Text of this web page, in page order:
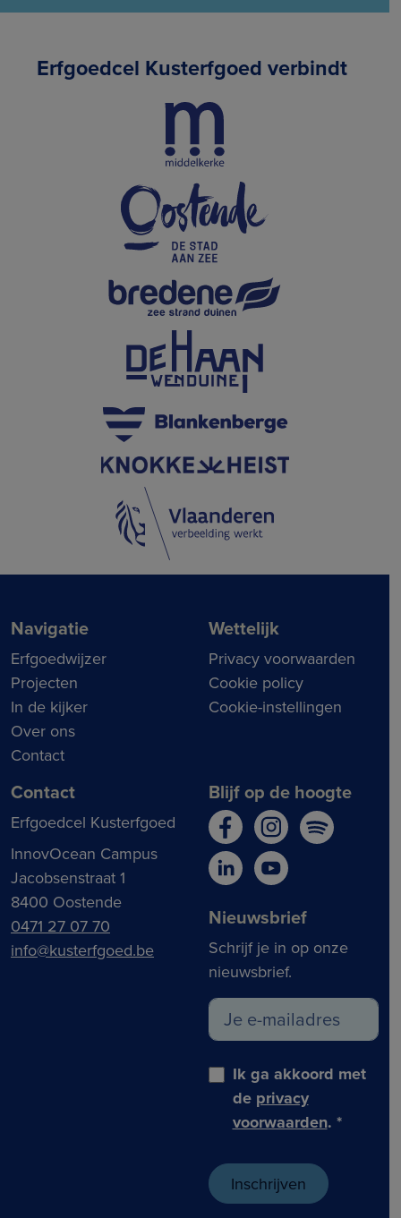
Erfgoedcel Kusterfgoed verbindt
Navigatie
Erfgoedwijzer
Projecten
In de kijker
Over ons
Contact
Wettelijk
Privacy voorwaarden
Cookie policy
Cookie-instellingen
Contact
Erfgoedcel Kusterfgoed
InnovOcean Campus
Jacobsenstraat 1
8400 Oostende
0471 27 07 70
info@kusterfgoed.be
Blijf op de hoogte
Nieuwsbrief
Schrijf je in op onze
nieuwsbrief.
Ik ga akkoord met
de privacy
voorwaarden. *